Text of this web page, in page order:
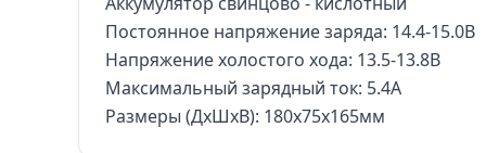
Постоянное напряжение заряда: 14.4-15.0В
Напряжение холостого хода: 13.5-13.8В
Максимальный зарядный ток: 5.4А
Размеры (ДхШхВ): 180x75x165мм